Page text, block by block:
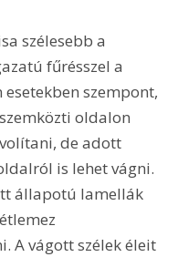
szélesebb a
fűrésszel a
szempont,
oldalon
de adott
is lehet vágni.
állapotú lamellák
A vágott szélek éleit